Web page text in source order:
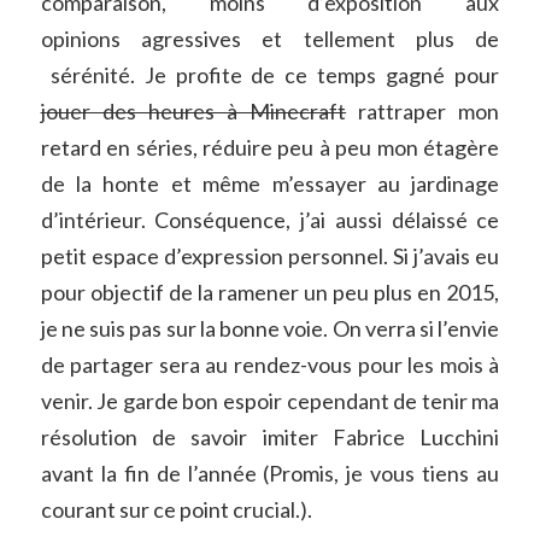
opinions agressives et tellement plus de
sérénité. Je profite de ce temps gagné pour
jouer des heures à Minecraftrattraper mon
retard en séries, réduire peu à peu mon étagère
de la honte et même m’essayer au jardinage
d’intérieur. Conséquence, j’ai aussi délaissé ce
petit espace d’expression personnel. Si j’avais eu
pour objectif de la ramener un peu plus en 2015,
je ne suis pas sur la bonne voie. On verra si l’envie
de partager sera au rendez-vous pour les mois à
venir. Je garde bon espoir cependant de tenir ma
résolution de savoir imiter Fabrice Lucchini
avant la fin de l’année (Promis, je vous tiens au
courant sur ce point crucial.).